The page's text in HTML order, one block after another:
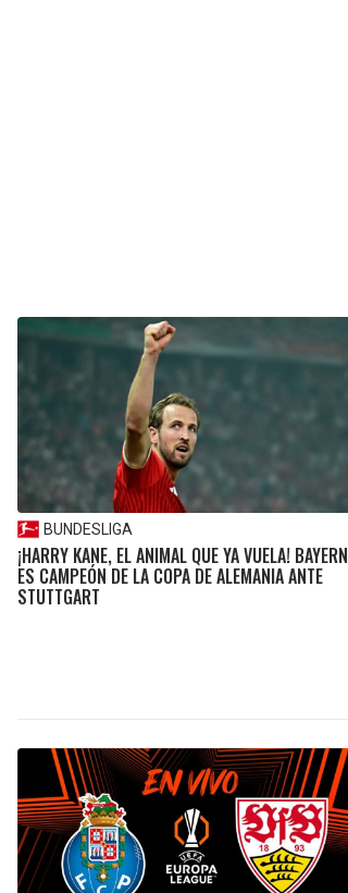
BUNDESLIGA
¡HARRY KANE, EL ANIMAL QUE YA VUELA! BAYERN
ES CAMPEÓN DE LA COPA DE ALEMANIA ANTE
STUTTGART